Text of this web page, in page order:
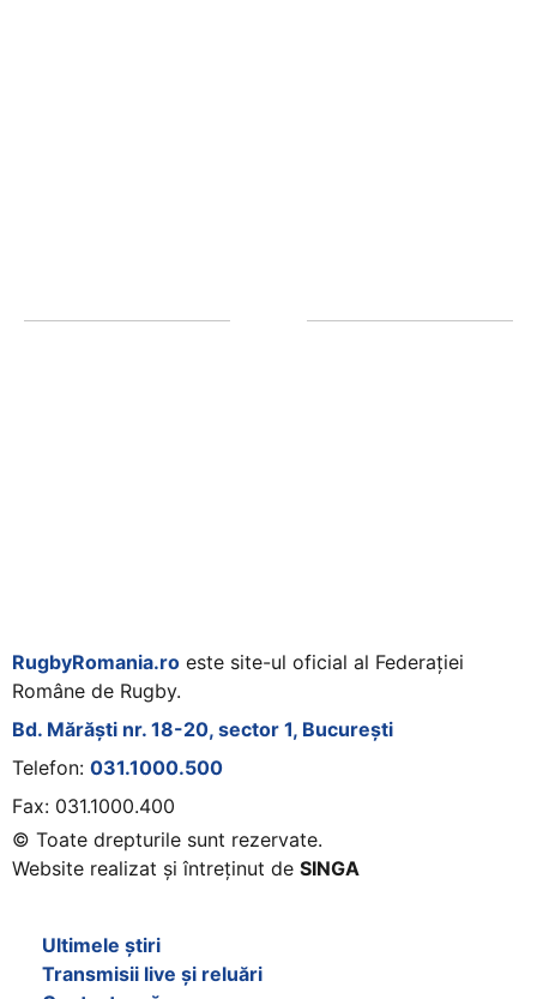
RugbyRomania.ro este site-ul oficial al Federației
Române de Rugby.
Bd. Mărăști nr. 18-20, sector 1, București
Telefon: 031.1000.500
Fax: 031.1000.400
© Toate drepturile sunt rezervate.
Website realizat și întreținut de SINGA
Ultimele știri
Transmisii live și reluări